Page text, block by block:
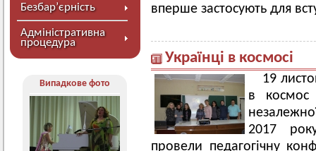
Безбар’єрність
Адміністративна
процедура
Випадкове фото
вперше застосують для
Українці в космосі
19
в космос
2017
провели педагогічну